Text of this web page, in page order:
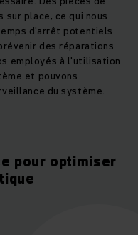
place, ce qui nous
d'arrêt potentiels
des réparations
employés à l'utilisation
et pouvons
du système.
pour optimiser